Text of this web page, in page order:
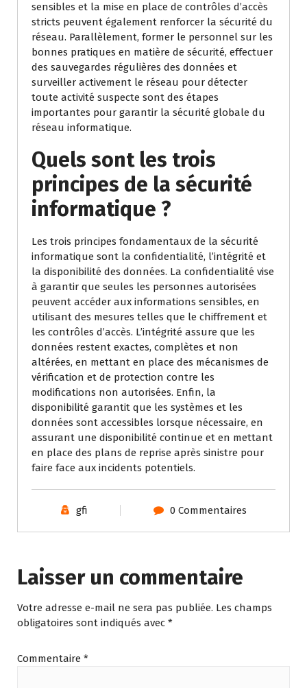
sensibles et la mise en place de contrôles d’accès
stricts peuvent également renforcer la sécurité du
réseau. Parallèlement, former le personnel sur les
bonnes pratiques en matière de sécurité, effectuer
des sauvegardes régulières des données et
surveiller activement le réseau pour détecter
toute activité suspecte sont des étapes
importantes pour garantir la sécurité globale du
réseau informatique.
Quels sont les trois
principes de la sécurité
informatique ?
Les trois principes fondamentaux de la sécurité
informatique sont la confidentialité, l’intégrité et
la disponibilité des données. La confidentialité vise
à garantir que seules les personnes autorisées
peuvent accéder aux informations sensibles, en
utilisant des mesures telles que le chiffrement et
les contrôles d’accès. L’intégrité assure que les
données restent exactes, complètes et non
altérées, en mettant en place des mécanismes de
vérification et de protection contre les
modifications non autorisées. Enfin, la
disponibilité garantit que les systèmes et les
données sont accessibles lorsque nécessaire, en
assurant une disponibilité continue et en mettant
en place des plans de reprise après sinistre pour
faire face aux incidents potentiels.
gfi 0 Commentaires
Laisser un commentaire
Votre adresse e-mail ne sera pas publiée. Les champs
obligatoires sont indiqués avec *
Commentaire *